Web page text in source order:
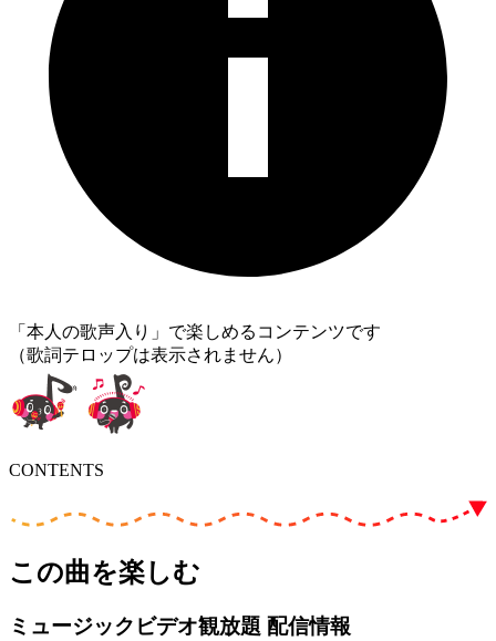
「本人の歌声入り」で楽しめるコンテンツです
（歌詞テロップは表示されません）
CONTENTS
この曲を楽しむ
ミュージックビデオ観放題 配信情報